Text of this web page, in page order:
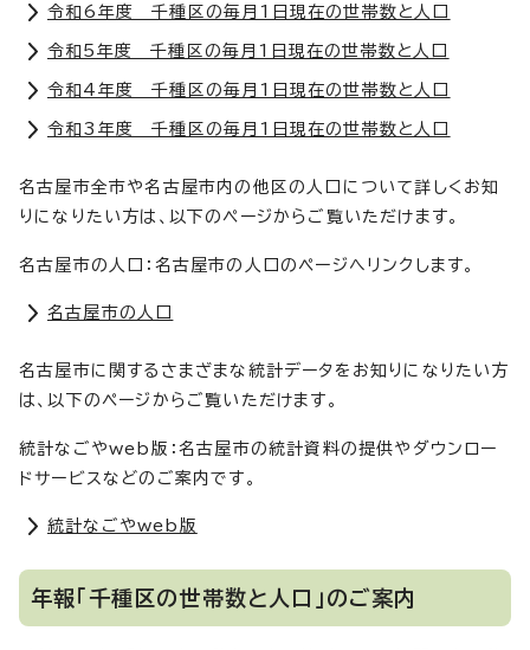
令和6年度 千種区の毎月1日現在の世帯数と人口
令和5年度 千種区の毎月1日現在の世帯数と人口
令和4年度 千種区の毎月1日現在の世帯数と人口
令和3年度 千種区の毎月1日現在の世帯数と人口
名古屋市全市や名古屋市内の他区の人口について詳しくお知
りになりたい方は、以下のページからご覧いただけます。
名古屋市の人口：名古屋市の人口のページへリンクします。
名古屋市の人口
名古屋市に関するさまざまな統計データをお知りになりたい方
は、以下のページからご覧いただけます。
統計なごやweb版：名古屋市の統計資料の提供やダウンロー
ドサービスなどのご案内です。
統計なごやweb版
年報「千種区の世帯数と人口」のご案内